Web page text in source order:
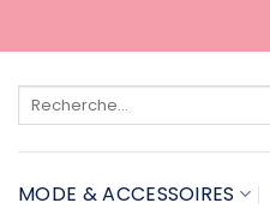
Recherche
MODE & ACCESSOIRES